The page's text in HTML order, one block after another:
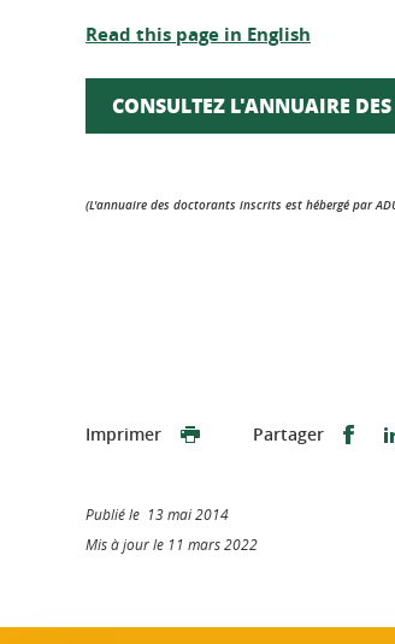
Read this page in English
CONSULTEZ L'ANNUAIRE
(L'annuaire des doctorants inscrits est hébergé par
Imprimer Partager
Publié le 13 mai 2014
Mis à jour le 11 mars 2022